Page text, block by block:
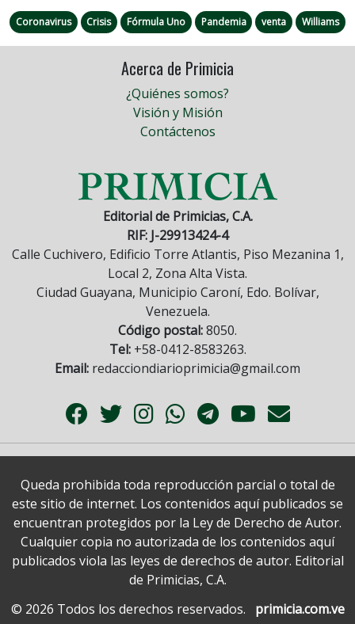
Coronavirus Crisis Fórmula Uno Pandemia venta Williams
Acerca de Primicia
¿Quiénes somos?
Visión y Misión
Contáctenos
Editorial de Primicias, C.A.
RIF: J-29913424-4
Calle Cuchivero, Edificio Torre Atlantis, Piso Mezanina 1,
Local 2, Zona Alta Vista.
Ciudad Guayana, Municipio Caroní, Edo. Bolívar,
Venezuela.
Código postal:8050.
Tel:+58-0412-8583263.
Email: redacciondiarioprimicia@gmail.com
Queda prohibida toda reproducción parcial o total de
este sitio de internet. Los contenidos aquí publicados se
encuentran protegidos por la Ley de Derecho de Autor.
Cualquier copia no autorizada de los contenidos aquí
publicados viola las leyes de derechos de autor. Editorial
de Primicias, C.A.
© 2026 Todos los derechos reservados.
primicia.com.ve